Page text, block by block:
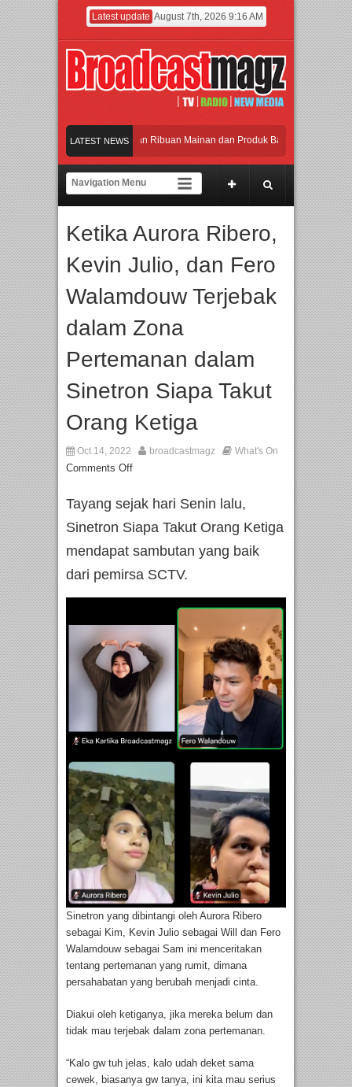
Latest update August 7th, 2026 9:16 AM
LATEST NEWS
Meramaikan Jakarta dengan Ribuan Mainan dan Produk Bayi dari Seluruh
Menjadi Gerbang Inovasi dan Peluang Bisnis Industri Gifts dan Housewares
Rayakan Perpaduan Warisan Dan Semangat Lokal, BIRKENSTOCK INDONESIA
Meramaikan Jakarta dengan Ribuan Mainan dan Produk Bayi dari Seluruh
Ketika Aurora Ribero,
Kevin Julio, dan Fero
Walamdouw Terjebak
dalam Zona
Pertemanan dalam
Sinetron Siapa Takut
Orang Ketiga
Oct 14, 2022 broadcastmagz What's On
Comments Off
Tayang sejak hari Senin lalu,
Sinetron Siapa Takut Orang Ketiga
mendapat sambutan yang baik
dari pemirsa SCTV.
Sinetron yang dibintangi oleh Aurora Ribero
sebagai Kim, Kevin Julio sebagai Will dan Fero
Walamdouw sebagai Sam ini menceritakan
tentang pertemanan yang rumit, dimana
persahabatan yang berubah menjadi cinta.
Diakui oleh ketiganya, jika mereka belum dan
tidak mau terjebak dalam zona pertemanan.
“Kalo gw tuh jelas, kalo udah deket sama
cewek, biasanya gw tanya, ini kita mau serius